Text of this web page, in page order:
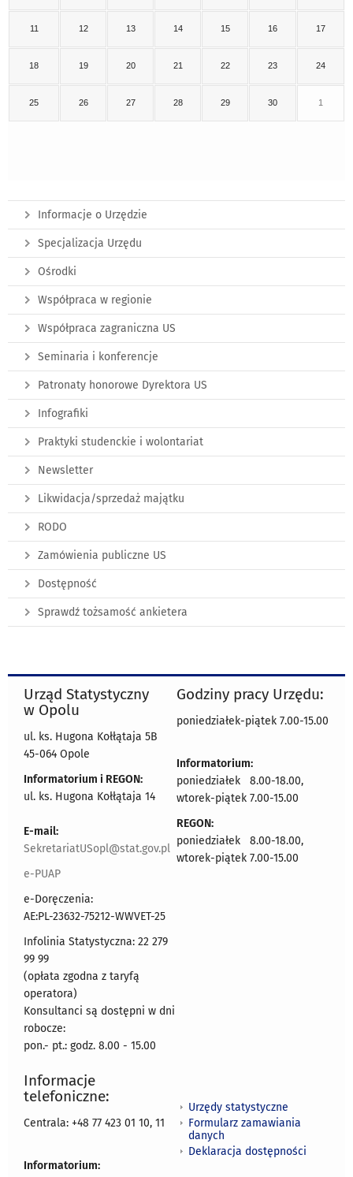
11 12 13 14 15 16 17
18 19 20 21 22 23 24
25 26 27 28 29 30 1
Informacje o Urzędzie
Specjalizacja Urzędu
Ośrodki
Współpraca w regionie
Współpraca zagraniczna US
Seminaria i konferencje
Patronaty honorowe Dyrektora US
Infografiki
Praktyki studenckie i wolontariat
Newsletter
Likwidacja/sprzedaż majątku
RODO
Zamówienia publiczne US
Dostępność
Sprawdź tożsamość ankietera
Urząd Statystyczny
w Opolu
ul. ks. Hugona Kołłątaja 5B
45-064 Opole
Informatorium i REGON:
ul. ks. Hugona Kołłątaja 14
E-mail:
SekretariatUSopl@stat.gov.pl
e-PUAP
e-Doręczenia:
AE:PL-23632-75212-WWVET-25
Infolinia Statystyczna: 22 279
99 99
(opłata zgodna z taryfą
operatora)
Konsultanci są dostępni w dni
robocze:
pon.- pt.: godz. 8.00 - 15.00
Godziny pracy Urzędu:
poniedziałek-piątek 7.00-15.00
Informatorium:
poniedziałek 8.00-18.00,
wtorek-piątek 7.00-15.00
REGON:
poniedziałek 8.00-18.00,
wtorek-piątek 7.00-15.00
Informacje
telefoniczne:
Centrala: +48 77 423 01 10, 11
Informatorium:
Urzędy statystyczne
Formularz zamawiania
danych
Deklaracja dostępności